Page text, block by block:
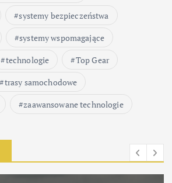
systemy bezpieczeństwa
systemy wspomagające
technologie
Top Gear
trasy samochodowe
zaawansowane technologie